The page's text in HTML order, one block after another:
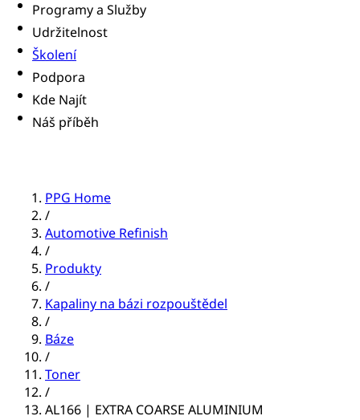
Programy a Služby
Udržitelnost
Školení
Podpora
Kde Najít
Náš příběh
PPG Home
/
Automotive Refinish
/
Produkty
/
Kapaliny na bázi rozpouštědel
/
Báze
/
Toner
/
AL166 | EXTRA COARSE ALUMINIUM